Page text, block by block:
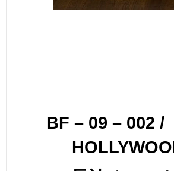
BF – 09 – 002